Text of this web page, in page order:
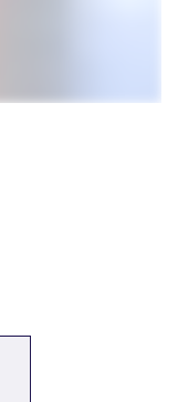
site acceptati utilizarea